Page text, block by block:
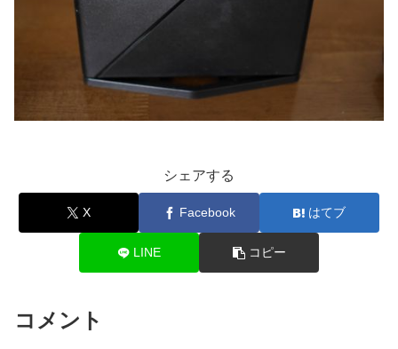
シェアする
X Facebook はてブ
LINE コピー
コメント